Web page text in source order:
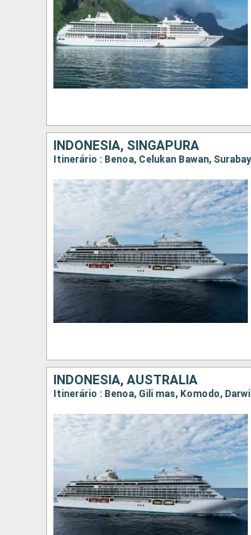
INDONÉSIA, SINGAPURA
Itinerário : Benoa, Celukan Bawan,
INDONÉSIA, AUSTRALIA